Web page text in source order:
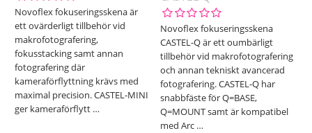
Novoflex fokuseringsskena är
ett ovärderligt tillbehör vid
makrofotografering,
fokusstacking samt annan
fotografering där
kameraförflyttning krävs med
maximal precision. CASTEL-MINI
ger kameraförflytt …
Novoflex fokuseringsskena
CASTEL-Q är ett oumbärligt
tillbehör vid makrofotografering
och annan tekniskt avancerad
fotografering. CASTEL-Q har
snabbfäste för Q=BASE,
Q=MOUNT samt är kompatibel
med Arc …